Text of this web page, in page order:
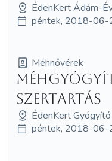
ÉdenKert Ádám-
péntek, 2018-06-
Méhnővérek
szertartás
ÉdenKert
péntek, 2018-06-